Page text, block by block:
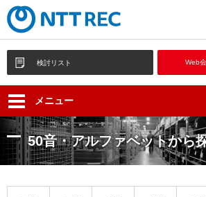
検討リスト Web
メニュー
50音・アルファベットから